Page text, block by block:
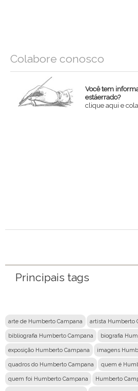
Colabore conosco
Você tem
estáerrado?
clique aqui e
Principais tags
arte de Humberto Campana artista Humberto
bibliografia Humberto Campana biografia
exposição Humberto Campana imagens
quadros do Humberto Campana quem é
quem foi Humberto Campana Humberto